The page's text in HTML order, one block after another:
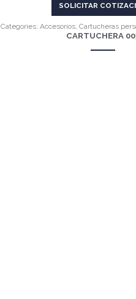
SOLICITAR
Categories: Accesorios Cartucheras
CARTUCHERA